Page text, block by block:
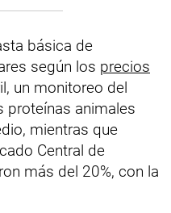
básica de
según los precios
un monitoreo del
proteínas animales
mientras que
Central de
más del 20%, con la